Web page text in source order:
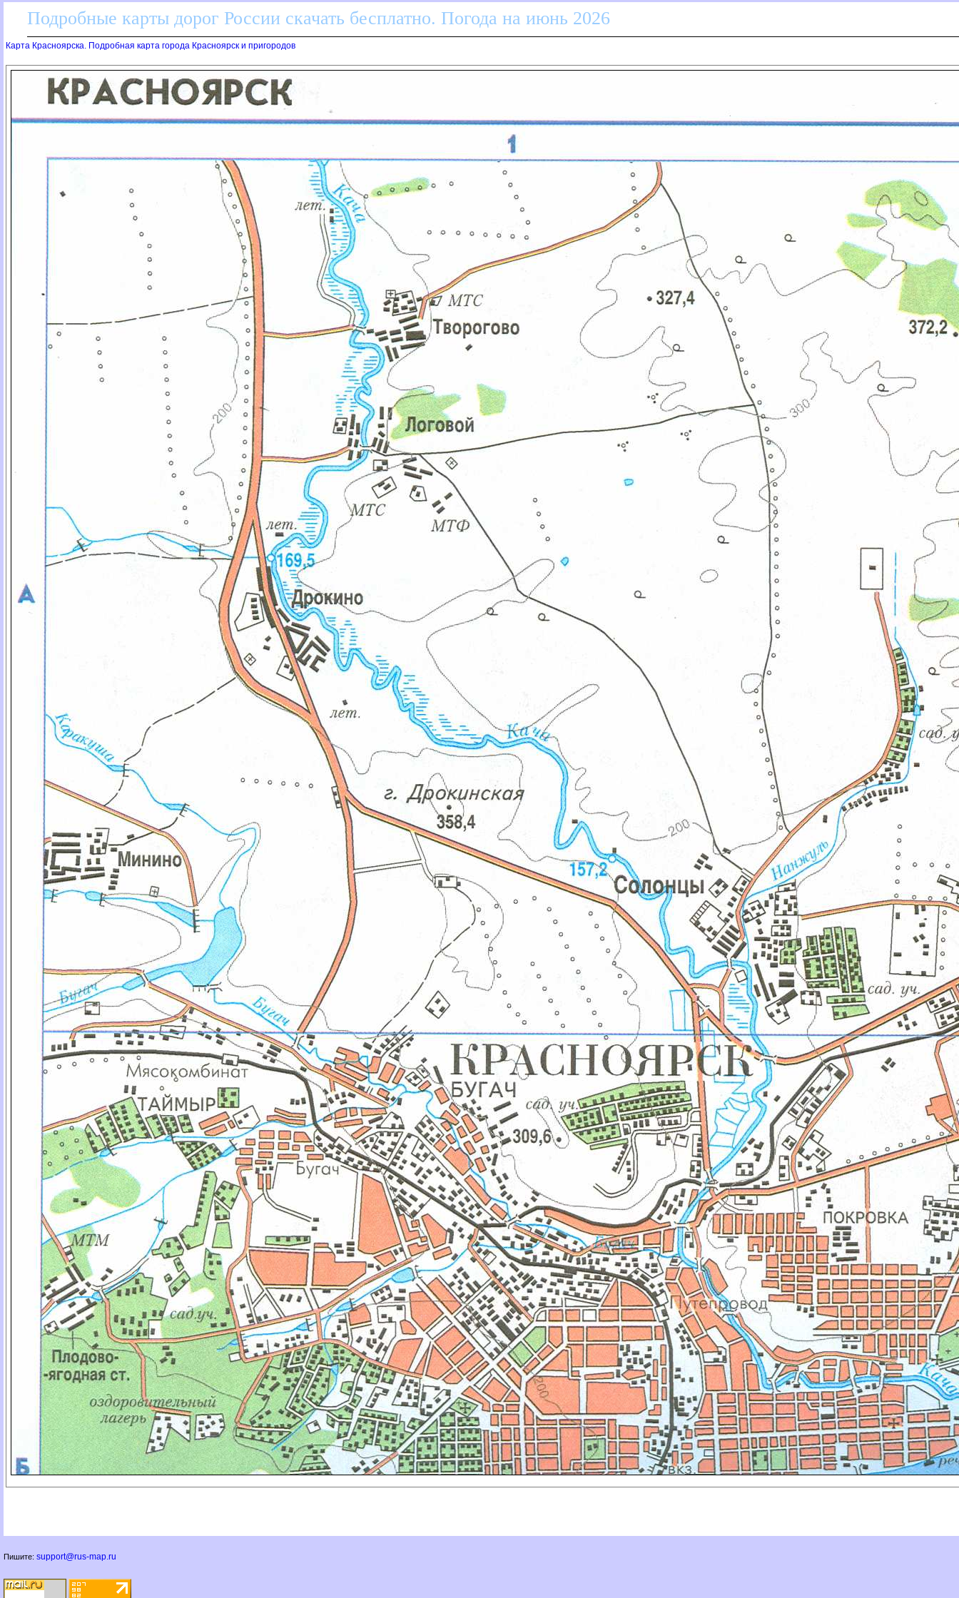
Подробные карты дорог России скачать бесплатно. Погода на июнь 2026
Карта Красноярска. Подробная карта города Красноярск и пригородо
Пишите: support@rus-map.ru